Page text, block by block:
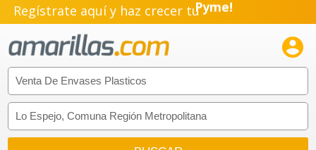
Regístrate aquí y haz crecer tuEmprendimiento!
